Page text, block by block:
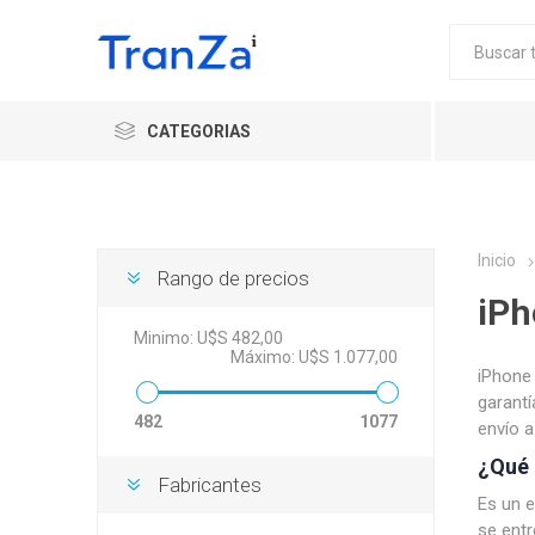
CATEGORIAS
Inicio
envío
Es un
se
Rango de precios
Minimo: U$S 482,00
Máximo: U$S 1.077,00
482 1077
Fabricantes